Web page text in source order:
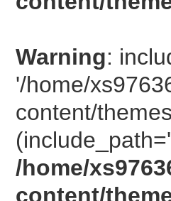
Warning:
'/home/
content/
/home/
content/